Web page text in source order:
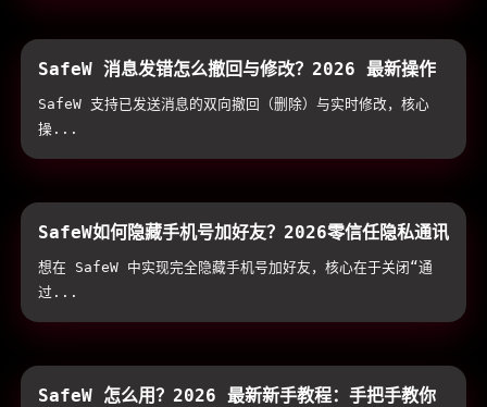
SafeW 消息发错怎么撤回与修改？2026 最新操作
指南与双向销毁避坑技巧
SafeW 支持已发送消息的双向撤回（删除）与实时修改，核心
操...
SafeW如何隐藏手机号加好友？2026零信任隐私通讯
配置与实战技巧
想在 SafeW 中实现完全隐藏手机号加好友，核心在于关闭“通
过...
SafeW 怎么用？2026 最新新手教程：手把手教你